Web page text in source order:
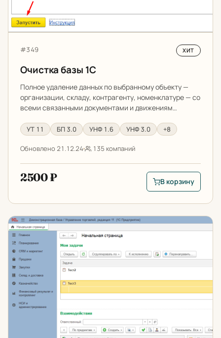
Артикул:
#349 ХИТ
Очистка базы 1С
Полное удаление данных по выбранному объекту —
организации, складу, контрагенту, номенклатуре — со
всеми связанными документами и движениям…
УТ 11 БП 3.0 УНФ 1.6 УНФ 3.0 +8
Обновлено 21.12.24 135 компаний
2500 ₽
В корзину: Очистка
В корзину
Цветовые темы интерфейса в 1С